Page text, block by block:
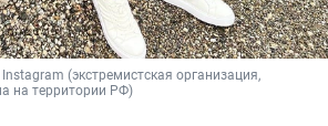
(экстремистская организация,
на территории РФ)